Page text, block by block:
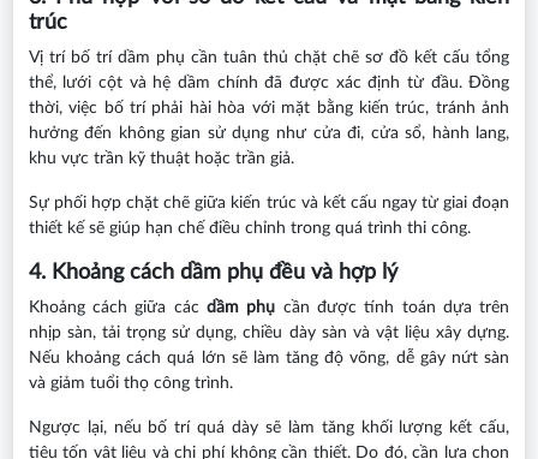
trúc
Vị trí bố trí dầm phụ cần tuân thủ chặt chẽ sơ đồ kết cấu tổng
thể, lưới cột và hệ dầm chính đã được xác định từ đầu. Đồng
thời, việc bố trí phải hài hòa với mặt bằng kiến trúc, tránh ảnh
hưởng đến không gian sử dụng như cửa đi, cửa sổ, hành lang,
khu vực trần kỹ thuật hoặc trần giả.
Sự phối hợp chặt chẽ giữa kiến trúc và kết cấu ngay từ giai đoạn
thiết kế sẽ giúp hạn chế điều chỉnh trong quá trình thi công.
4. Khoảng cách dầm phụ đều và hợp lý
Khoảng cách giữa cácdầm phụ cần được tính toán dựa trên
nhịp sàn, tải trọng sử dụng, chiều dày sàn và vật liệu xây dựng.
Nếu khoảng cách quá lớn sẽ làm tăng độ võng, dễ gây nứt sàn
và giảm tuổi thọ công trình.
Ngược lại, nếu bố trí quá dày sẽ làm tăng khối lượng kết cấu,
tiêu tốn vật liệu và chi phí không cần thiết. Do đó, cần lựa chọn